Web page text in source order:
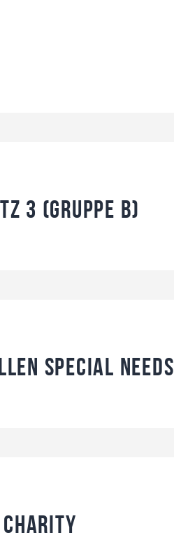
3 (Gruppe B)
Special Needs
Charity